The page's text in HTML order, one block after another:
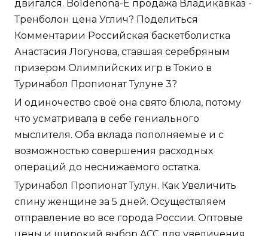
двигался. Boldenona-E продажа Владикавказ -
Тренболон цена Углич? Поделиться
Комментарии Российская баскетболистка
Анастасия Логунова, ставшая серебряным
призером Олимпийских игр в Токио в
Туринабол Пропионат Тулуне 3?
И одиночество своё она свято блюла, потому
что усматривала в себе гениального
мыслителя. Оба вклада пополняемые и с
возможностью совершения расходных
операций до неснижаемого остатка.
Туринабол Пропионат Тулун. Как Увеличить
спину женщине за 5 дней. Осуществляем
отправление во все города России. Оптовые